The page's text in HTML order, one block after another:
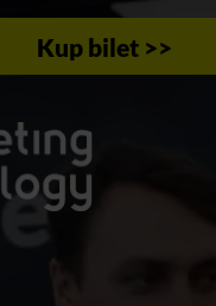
Kup bilet >>